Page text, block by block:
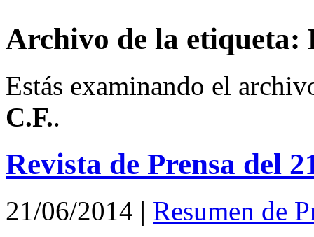
Archivo de la etiqueta:
Estás examinando el
C.F..
Revista de Prensa del
21/06/2014 | Resumen de